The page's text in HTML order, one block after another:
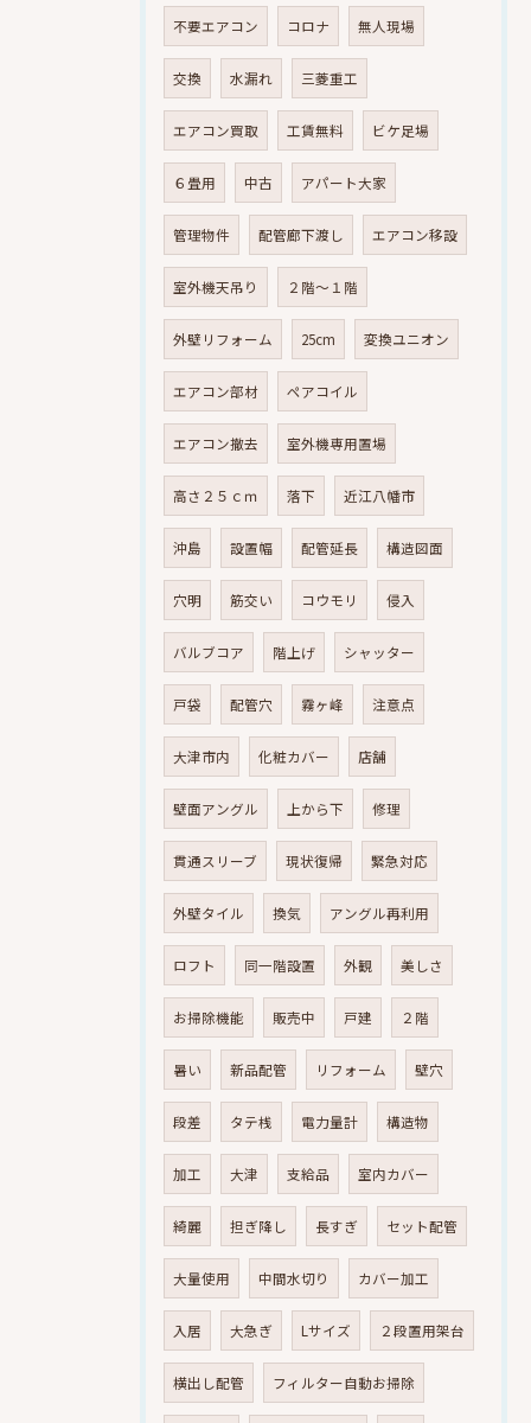
不要エアコン コロナ 無人現場
交換 水漏れ 三菱重工
エアコン買取 工賃無料 ビケ足場
６畳用 中古 アパート大家
管理物件 配管廊下渡し エアコン移設
室外機天吊り ２階～１階
外壁リフォーム 25cm 変換ユニオン
エアコン部材 ペアコイル
エアコン撤去 室外機専用置場
高さ２５ｃｍ 落下 近江八幡市
沖島 設置幅 配管延長 構造図面
穴明 筋交い コウモリ 侵入
バルブコア 階上げ シャッター
戸袋 配管穴 霧ヶ峰 注意点
大津市内 化粧カバー 店舗
壁面アングル 上から下 修理
貫通スリーブ 現状復帰 緊急対応
外壁タイル 換気 アングル再利用
ロフト 同一階設置 外観 美しさ
お掃除機能 販売中 戸建 ２階
暑い 新品配管 リフォーム 壁穴
段差 タテ桟 電力量計 構造物
加工 大津 支給品 室内カバー
綺麗 担ぎ降し 長すぎ セット配管
大量使用 中間水切り カバー加工
入居 大急ぎ Lサイズ ２段置用架台
横出し配管 フィルター自動お掃除